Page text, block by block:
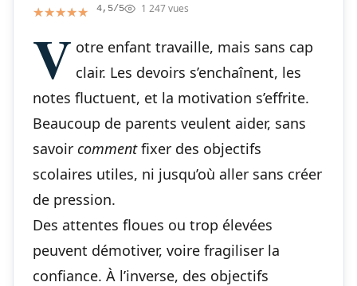
★★★★★
★★★★★ 4,5/5 1 247 vues
V otre enfant travaille, mais sans cap
clair. Les devoirs s’enchaînent, les
notes fluctuent, et la motivation s’effrite.
Beaucoup de parents veulent aider, sans
savoir commentfixer des objectifs
scolaires utiles, ni jusqu’où aller sans créer
de pression.
Des attentes floues ou trop élevées
peuvent démotiver, voire fragiliser la
confiance. À l’inverse, des objectifs